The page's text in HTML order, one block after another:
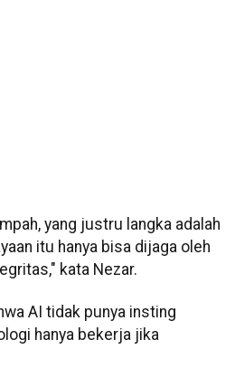
yang justru langka adalah
itu hanya bisa dijaga oleh
kata Nezar.
AI tidak punya insting
hanya bekerja jika